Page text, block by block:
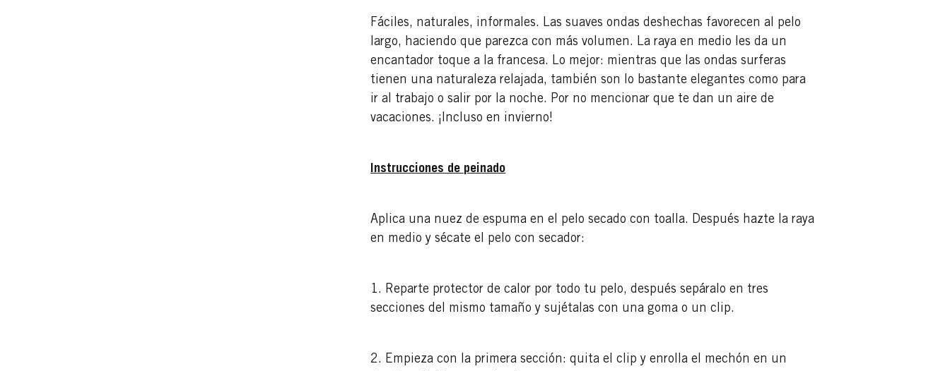
Fáciles, naturales, informales. Las suaves ondas deshechas favorecen al pelo
largo, haciendo que parezca con más volumen. La raya en medio les da un
encantador toque a la francesa. Lo mejor: mientras que las ondas surferas
tienen una naturaleza relajada, también son lo bastante elegantes como para
ir al trabajo o salir por la noche. Por no mencionar que te dan un aire de
vacaciones. ¡Incluso en invierno!
Instrucciones de peinado
Aplica una nuez de espuma en el pelo secado con toalla. Después hazte la raya
en medio y sécate el pelo con secador:
1. Reparte protector de calor por todo tu pelo, después sepáralo en tres
secciones del mismo tamaño y sujétalas con una goma o un clip.
2. Empieza con la primera sección: quita el clip y enrolla el mechón en un